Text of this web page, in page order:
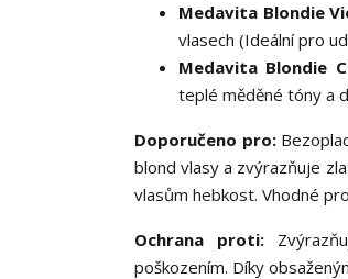
Medavita Blondie
vlasech (Ideální pro
Medavita Blondie
teplé měděné tóny a
Doporučeno pro:
blond vlasy a zvýrazňuje
vlasům hebkost. Vhodné
Ochrana proti:
poškozením. Díky